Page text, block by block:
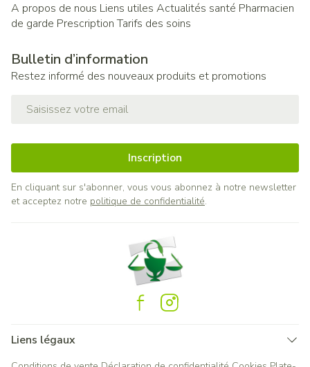
A propos de nous Liens utiles Actualités santé Pharmacien
de garde Prescription Tarifs des soins
Bulletin d’information
Restez informé des nouveaux produits et promotions
Inscription
En cliquant sur s'abonner, vous vous abonnez à notre newsletter
et acceptez notre politique de confidentialité.
Liens légaux